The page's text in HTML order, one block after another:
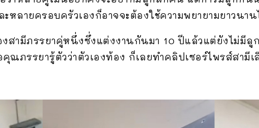
หลายครอบครัวเองก็อาจจะต้องใช้ความพยายามยาวน
งสามีภรรยาคู่หนึ่งซึ่งแต่งงานกันมา 10 ปีแล้วแต่ยังไม่มีลู
ณภรรยารู้ตัวว่าตัวเองท้อง ก็เลยทำคลิปเซอร์ไพรส์สามีเ